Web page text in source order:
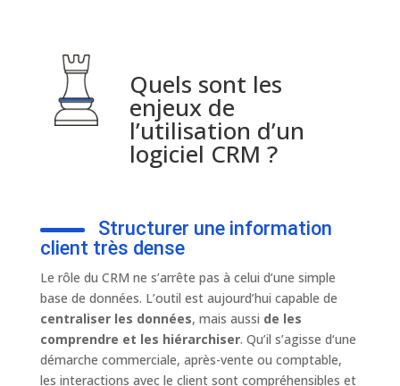
Quels sont les
enjeux de
l’utilisation d’un
logiciel CRM ?
Structurer une information
client très dense
Le rôle du CRM ne s’arrête pas à celui d’une simple
base de données. L’outil est aujourd’hui capable de
centraliser les données, mais aussi de les
comprendre et les hiérarchiser. Qu’il s’agisse d‘une
démarche commerciale, après-vente ou comptable,
les interactions avec le client sont compréhensibles et